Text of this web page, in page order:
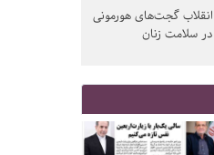
انقلاب گجت‌های هورمونی
در سلامت زنان